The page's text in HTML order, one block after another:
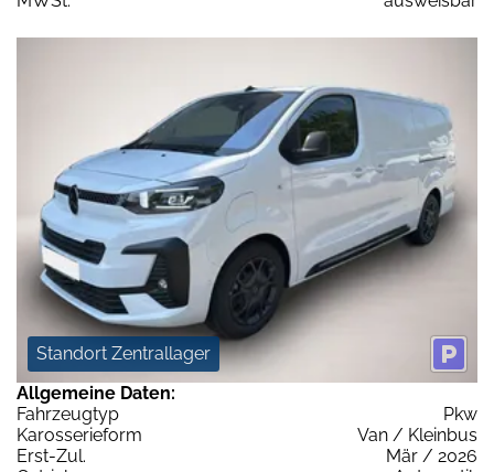
Standort Zentrallager
Allgemeine Daten:
Fahrzeugtyp
Pkw
Karosserieform
Van / Kleinbus
Erst-Zul.
Mär / 2026